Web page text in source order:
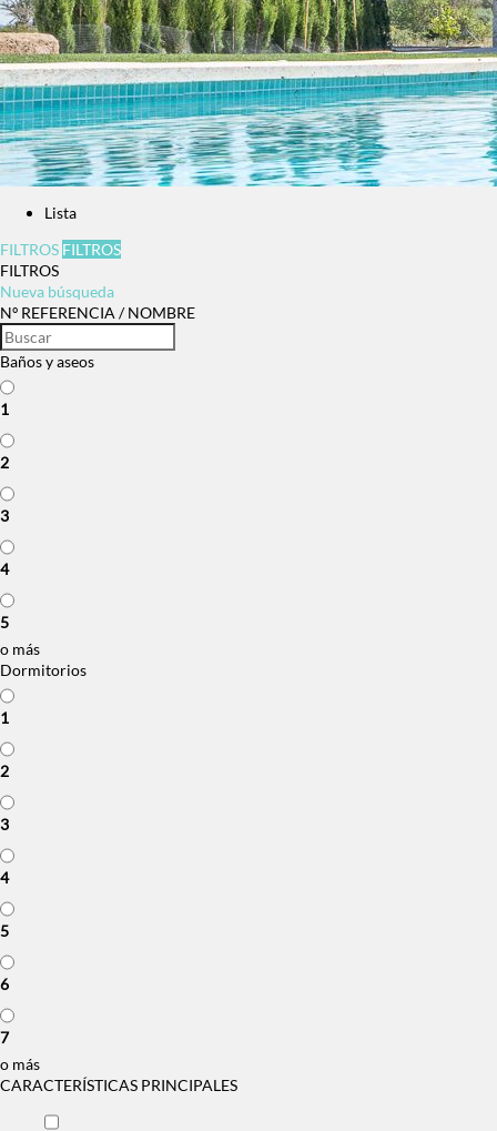
Lista
FILTROS FILTROS
FILTROS
Nueva búsqueda
Nº REFERENCIA / NOMBRE
Baños y aseos
1
2
3
4
5
o más
Dormitorios
1
2
3
4
5
6
7
o más
CARACTERÍSTICAS PRINCIPALES